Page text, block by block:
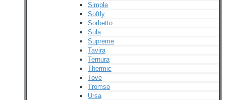
Simple
Softly
Sorbetto
Sula
Supreme
Tavira
Ternura
Thermic
Tove
Tromso
Ursa